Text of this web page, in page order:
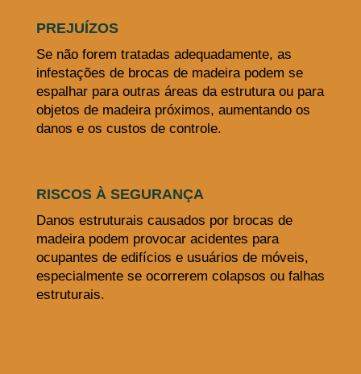
PREJUÍZOS
Se não forem tratadas adequadamente, as
infestações de brocas de madeira podem se
espalhar para outras áreas da estrutura ou para
objetos de madeira próximos, aumentando os
danos e os custos de controle.
RISCOS À SEGURANÇA
Danos estruturais causados por brocas de
madeira podem provocar acidentes para
ocupantes de edifícios e usuários de móveis,
especialmente se ocorrerem colapsos ou falhas
estruturais.